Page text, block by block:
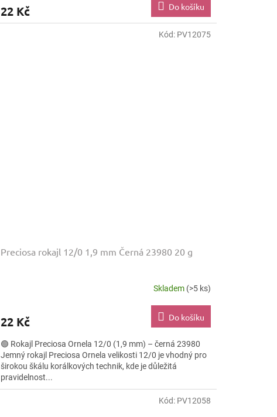
22 Kč Do košíku
Preciosa rokajl 12/0 1,9 mm Černá 23980 20 g
Skladem (>5 ks)
22 Kč Do košíku
🟢 Rokajl Preciosa Ornela 12/0 (1,9 mm) – černá 23980
Jemný rokajl Preciosa Ornela velikosti 12/0 je vhodný pro
širokou škálu korálkových technik, kde je důležitá
pravidelnost...
Kód: PV12075
Kód: PV12058